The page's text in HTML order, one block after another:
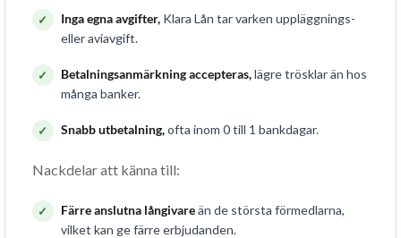
Inga egna avgifter,Klara Lån tar varken uppläggnings-
eller aviavgift.
Betalningsanmärkning accepteras,lägre trösklar än hos
många banker.
Snabb utbetalning,ofta inom 0 till 1 bankdagar.
Nackdelar att känna till:
Färre anslutna långivareän de största förmedlarna,
vilket kan ge färre erbjudanden.